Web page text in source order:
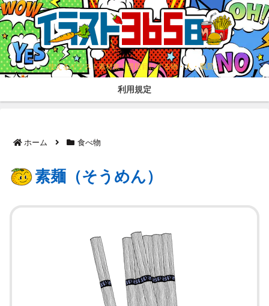
使えるイラスト素材集！普段目にする物・人・風景。
利用規定
ホーム 食べ物
素麺（そうめん）